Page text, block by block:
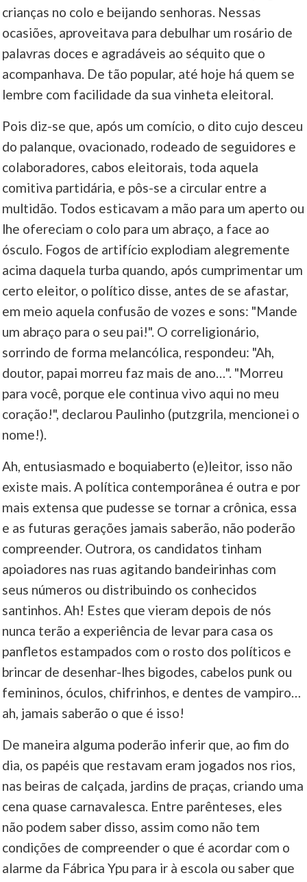
crianças no colo e beijando senhoras. Nessas
ocasiões, aproveitava para debulhar um rosário de
palavras doces e agradáveis ao séquito que o
acompanhava. De tão popular, até hoje há quem se
lembre com facilidade da sua vinheta eleitoral.
Pois diz-se que, após um comício, o dito cujo desceu
do palanque, ovacionado, rodeado de seguidores e
colaboradores, cabos eleitorais, toda aquela
comitiva partidária, e pôs-se a circular entre a
multidão. Todos esticavam a mão para um aperto ou
lhe ofereciam o colo para um abraço, a face ao
ósculo. Fogos de artifício explodiam alegremente
acima daquela turba quando, após cumprimentar um
certo eleitor, o político disse, antes de se afastar,
em meio aquela confusão de vozes e sons: "Mande
um abraço para o seu pai!". O correligionário,
sorrindo de forma melancólica, respondeu: "Ah,
doutor, papai morreu faz mais de ano…". "Morreu
para você, porque ele continua vivo aqui no meu
coração!", declarou Paulinho (putzgrila, mencionei o
nome!).
Ah, entusiasmado e boquiaberto (e)leitor, isso não
existe mais. A política contemporânea é outra e por
mais extensa que pudesse se tornar a crônica, essa
e as futuras gerações jamais saberão, não poderão
compreender. Outrora, os candidatos tinham
apoiadores nas ruas agitando bandeirinhas com
seus números ou distribuindo os conhecidos
santinhos. Ah! Estes que vieram depois de nós
nunca terão a experiência de levar para casa os
panfletos estampados com o rosto dos políticos e
brincar de desenhar-lhes bigodes, cabelos punk ou
femininos, óculos, chifrinhos, e dentes de vampiro…
ah, jamais saberão o que é isso!
De maneira alguma poderão inferir que, ao fim do
dia, os papéis que restavam eram jogados nos rios,
nas beiras de calçada, jardins de praças, criando uma
cena quase carnavalesca. Entre parênteses, eles
não podem saber disso, assim como não tem
condições de compreender o que é acordar com o
alarme da Fábrica Ypu para ir à escola ou saber que